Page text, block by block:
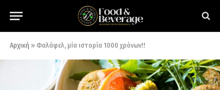
Αρχική » Φαλάφελ, μία ιστορία 1000 χρόνων!!